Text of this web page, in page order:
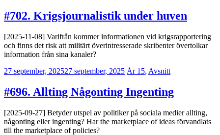
#702. Krigsjournalistik under huven
[2025-11-08] Varifrån kommer informationen vid krigsrapportering
och finns det risk att militärt överintresserade skribenter övertolkar
information från sina kanaler?
27 september, 202527 september, 2025 Erik
År 15, Avsnitt
#696. Allting Någonting Ingenting
[2025-09-27] Betyder utspel av politiker på sociala medier allting,
någonting eller ingenting? Har the marketplace of ideas förvandlats
till the marketplace of policies?